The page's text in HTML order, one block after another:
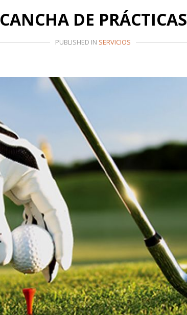
CANCHA DE PRÁCTICAS
PUBLISHED IN SERVICIOS